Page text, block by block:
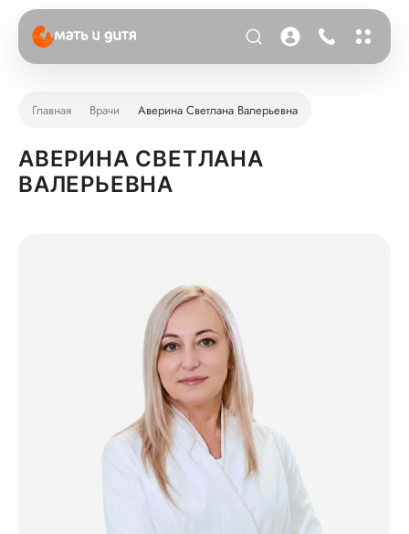
Главная Врачи Аверина Светлана Валерьевна
АВЕРИНА СВЕТЛАНА
ВАЛЕРЬЕВНА